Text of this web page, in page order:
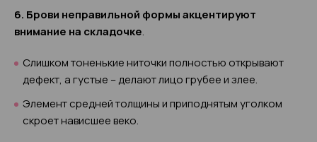
6. Брови неправильной формы акцентируют
внимание на складочке.
Слишком тоненькие ниточки полностью открывают
дефект, а густые – делают лицо грубее и злее.
Элемент средней толщины и приподнятым уголком
скроет нависшее веко.